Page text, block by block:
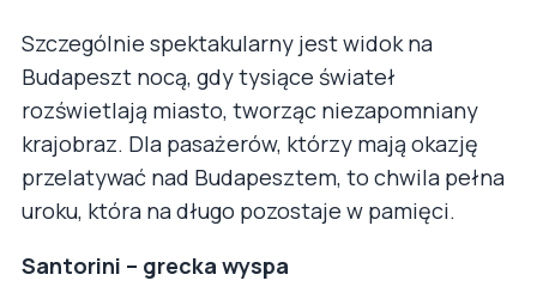
Szczególnie spektakularny jest widok na
Budapeszt nocą, gdy tysiące świateł
rozświetlają miasto, tworząc niezapomniany
krajobraz. Dla pasażerów, którzy mają okazję
przelatywać nad Budapesztem, to chwila pełna
uroku, która na długo pozostaje w pamięci.
Santorini – grecka wyspa